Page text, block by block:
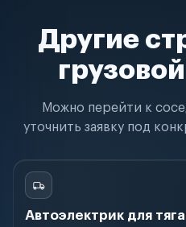
Другие
Можно перейти к
уточнить заявку под
Автоэлектрик для